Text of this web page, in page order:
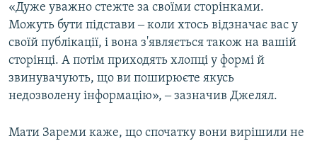
«Дуже уважно стежте за своїми сторінками.
Можуть бути підстави ‒ коли хтось відзначає вас у
своїй публікації, і вона з'являється також на вашій
сторінці. А потім приходять хлопці у формі й
звинувачують, що ви поширюєте якусь
недозволену інформацію», ‒ зазначив Джелял.
Мати Зареми каже, що спочатку вони вирішили не